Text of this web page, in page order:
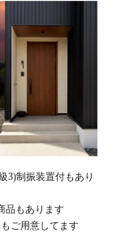
3)制振装置付もあり
品もあります
ご用意してます